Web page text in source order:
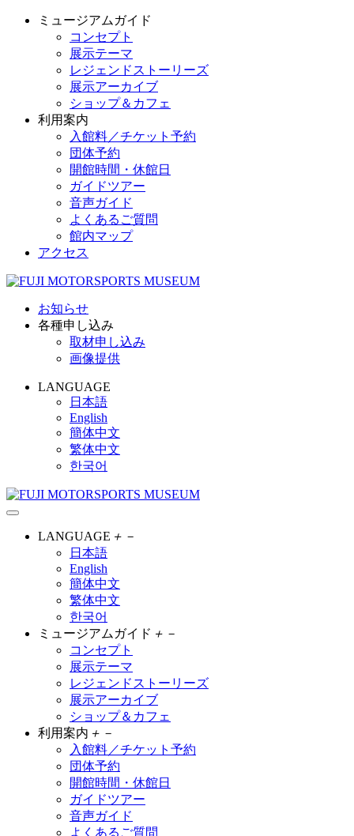
ミュージアムガイド
コンセプト
展示テーマ
レジェンドストーリーズ
展示アーカイブ
ショップ＆カフェ
利用案内
入館料／チケット予約
団体予約
開館時間・休館日
ガイドツアー
音声ガイド
よくあるご質問
館内マップ
アクセス
お知らせ
各種申し込み
取材申し込み
画像提供
LANGUAGE
日本語
English
簡体中文
繁体中文
한국어
LANGUAGE ＋ －
日本語
English
簡体中文
繁体中文
한국어
ミュージアムガイド ＋ －
コンセプト
展示テーマ
レジェンドストーリーズ
展示アーカイブ
ショップ＆カフェ
利用案内 ＋ －
入館料／チケット予約
団体予約
開館時間・休館日
ガイドツアー
音声ガイド
よくあるご質問